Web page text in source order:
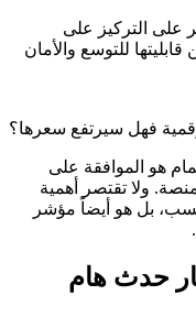
على التركيز على
قابليتها للتوسع والأمان
فهل سيرتفع سعرها؟
هو الموافقة على
ولا تقتصر أهمية
بل هو أيضاً مؤشر
حدث هام